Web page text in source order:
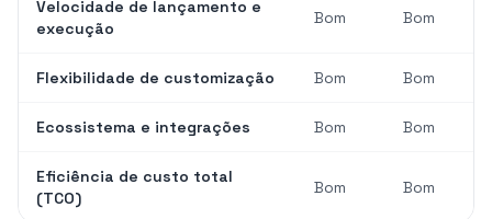
Velocidade de lançamento e
execução
Bom Bom
Flexibilidade de customização Bom Bom
Ecossistema e integrações Bom Bom
Eficiência de custo total
(TCO)
Bom Bom